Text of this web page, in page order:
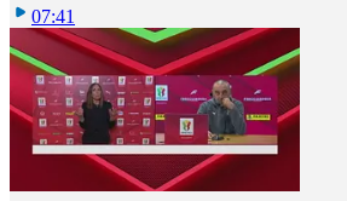
07:41